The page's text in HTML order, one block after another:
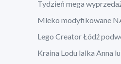
Tydzień mega
Mleko modyfikowane
Lego Creator Łódź
Kraina Lodu lalka Anna